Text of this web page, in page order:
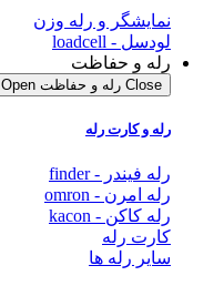
نمایشگر و رله وزن
لودسل - loadcell
رله و حفاظت
Close رله و حفاظت Open رله و حفاظت
رله و کارت رله
رله فیندر - finder
رله امرن - omron
رله کاکن - kacon
کارت رله
سایر رله ها